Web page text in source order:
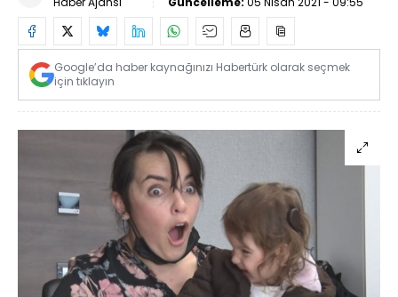
Google’da haber kaynağınızı Habertürk olarak seçmek
için tıklayın